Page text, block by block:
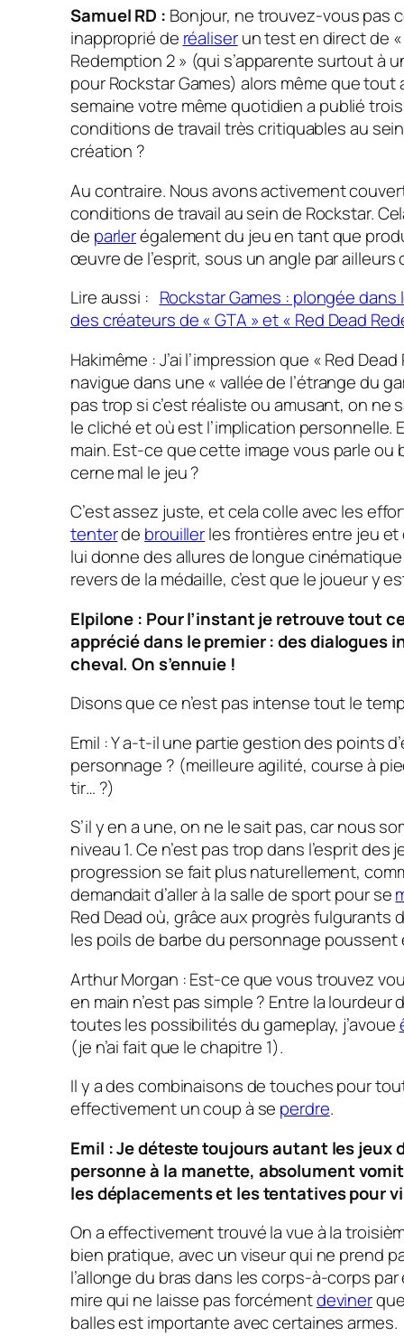
Samuel RD : Bonjour, ne trouvez-vous pas
inapproprié de réaliserun test en direct de «
Redemption 2 » (qui s’apparente surtout à
pour Rockstar Games) alors même que
semaine votre même quotidien a publié
conditions de travail très critiquables au
création ?
Au contraire. Nous avons activement
conditions de travail au sein de Rockstar.
de parlerégalement du jeu en tant que
œuvre de l’esprit, sous un angle par ailleurs
Lire aussi : Rockstar Games : plongée
des créateurs de « GTA » et « Red Dead
Hakimême : J’ai l’impression que « Red
navigue dans une « vallée de l’étrange du
pas trop si c’est réaliste ou amusant, on ne
le cliché et où est l’implication personnelle.
main. Est-ce que cette image vous parle ou
cerne mal le jeu ?
C’est assez juste, et cela colle avec les
tenterde brouillerles frontières entre jeu et
lui donne des allures de longue
revers de la médaille, c’est que le joueur y
Elpilone : Pour l’instant je retrouve tout
apprécié dans le premier : des dialogues
cheval. On s’ennuie !
Disons que ce n’est pas intense tout le
Emil : Y a-t-il une partie gestion des points
personnage ? (meilleure agilité, course à
tir… ?)
S’il y en a une, on ne le sait pas, car nous
niveau 1. Ce n’est pas trop dans l’esprit des
progression se fait plus naturellement,
demandait d’aller à la salle de sport pour se
Red Deadoù, grâce aux progrès fulgurants
les poils de barbe du personnage poussent
Arthur Morgan : Est-ce que vous trouvez
en main n’est pas simple ? Entre la
toutes les possibilités du gameplay, j’avoue
(je n’ai fait que le chapitre 1).
Il y a des combinaisons de touches pour
effectivement un coup à se perdre.
Emil : Je déteste toujours autant les jeux
personne à la manette, absolument
les déplacements et les tentatives pour
On a effectivement trouvé la vue à la
bien pratique, avec un viseur qui ne prend
l’allonge du bras dans les corps-à-corps
mire qui ne laisse pas forcémentdeviner
balles est importante avec certaines armes.